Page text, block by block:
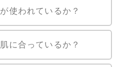
使われているか？
に合っているか？